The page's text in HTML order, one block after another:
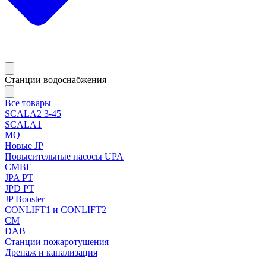
Станции водоснабжения
Все товары
SCALA2 3-45
SCALA1
MQ
Новые JP
Повысительные насосы UPA
CMBE
JPA PT
JPD PT
JP Booster
CONLIFT1 и CONLIFT2
CM
DAB
Станции пожаротушения
Дренаж и канализация